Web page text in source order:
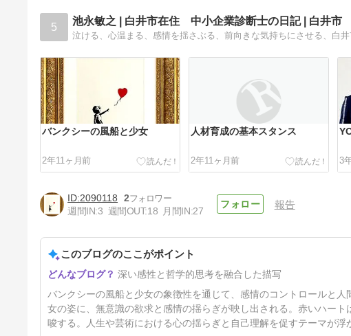
気になれる。素直になれる、
自...
5 池永敏之 | 白井市在住 中小企業診断士の日記 | 白井市
泣ける、心温まる、感情を揺さぶる、前向きな気持ちにさせる、白
バンクシーの風船と少女
2年11ヶ月前
人材育成の基本スタンス
2年11ヶ月前 3
心を映す鏡 成人の日に寄せて
3年前
2090118
2
週間IN:3 週間OUT:18 月間IN:27
報告
このブログのここがポイント
深い感性と哲学的思考を融合した描写
バンクシーの風船と少女の象徴性を通じて、感情のコントロールと
女の姿に、無意識の欲求と感情の揺らぎが映し出される。赤いハー
唆する。人生や芸術における心の揺らぎと自己理解を促すテーマが浮